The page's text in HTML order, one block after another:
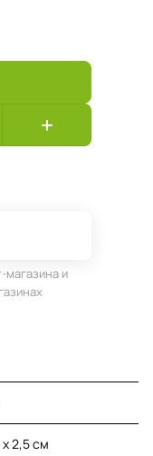
магазина и
2,5 см